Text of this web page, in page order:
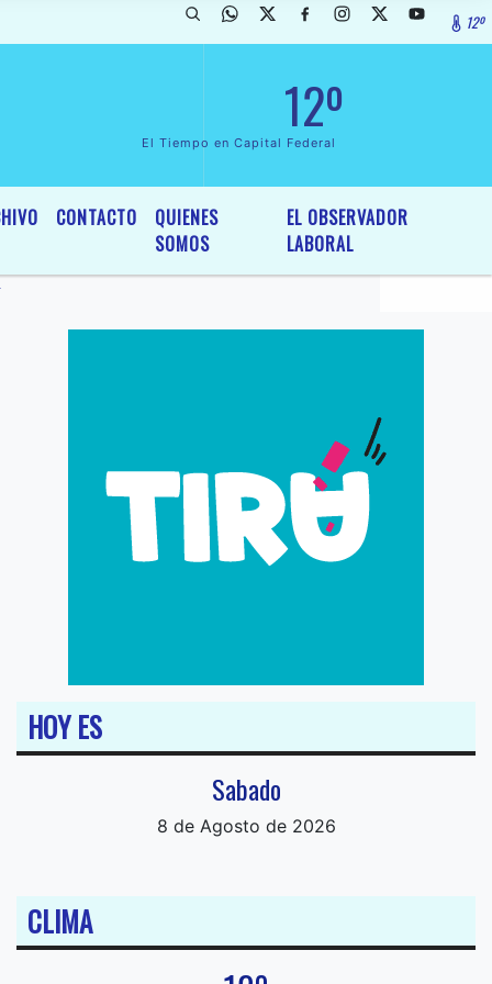
InterÃ©s General y Legislativo, por Ordenanza NÂº 6236/19 del 12º
12º
El Tiempo en Capital Federal
CONTACTO
QUIENES
SOMOS
EL OBSERVADOR
LABORAL
HOY ES
Sabado
8 de Agosto de 2026
CLIMA